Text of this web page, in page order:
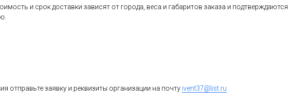
и срок доставки зависят от города, веса и габаритов заказа и
отправьте заявку и реквизиты организации на почту ivent37@list.ru